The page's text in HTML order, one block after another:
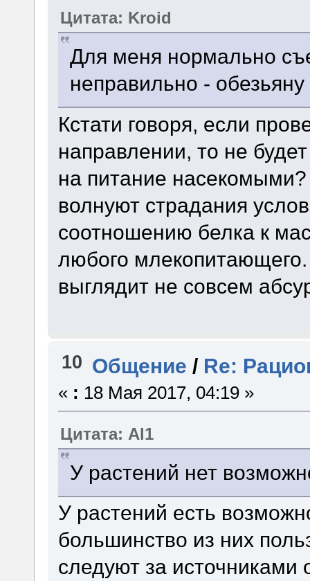
Цитата: Kroid
Для меня нормально
неправильно -
Кстати говоря, если
направлении, то не
на питание
волнуют страдания
соотношению белка к
любого
выглядит не совсем
10 Общение / Re:
« : 18 Мая 2017, 04:19 »
Цитата: Al1
У растений нет
У растений есть
большинство из них
следуют за источниками